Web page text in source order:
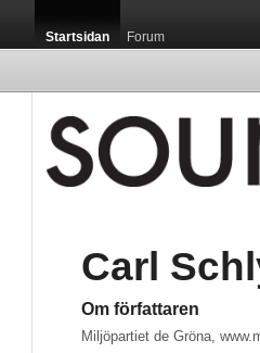
Startsidan Forum
Carl
Om författaren
Miljöpartiet de Gröna,